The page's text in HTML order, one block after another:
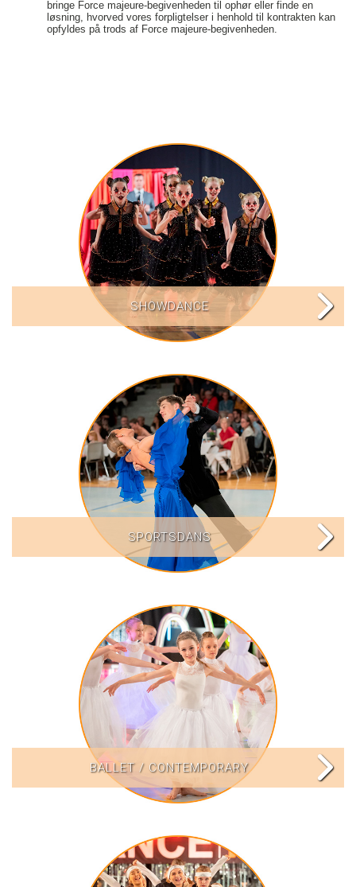
bringe Force majeure-begivenheden til ophør eller finde en
løsning, hvorved vores forpligtelser i henhold til kontrakten kan
opfyldes på trods af Force majeure-begivenheden.
SHOWDANCE
SPORTSDANS
BALLET / CONTEMPORARY